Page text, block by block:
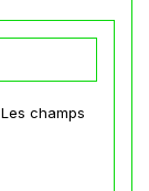
Les champs